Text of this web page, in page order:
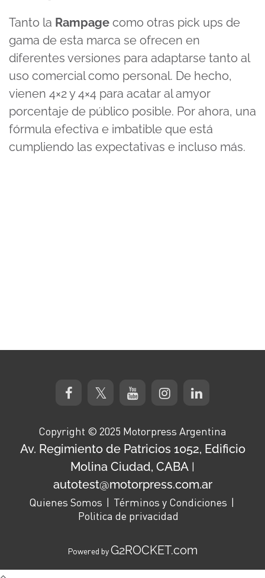
Tanto la Rampage como otras pick ups de
gama de esta marca se ofrecen en
diferentes versiones para adaptarse tanto al
uso comercial como personal. De hecho,
vienen 4×2 y 4×4 para acatar al amyor
porcentaje de público posible. Por ahora, una
fórmula efectiva e imbatible que está
cumpliendo las expectativas e incluso más.
Copyright © 2025 Motorpress Argentina
Av. Regimiento de Patricios 1052, Edificio
Molina Ciudad, CABA |
autotest@motorpress.com.ar
Quienes Somos
Términos y Condiciones
Politica de privacidad
Powered byG2ROCKET.com